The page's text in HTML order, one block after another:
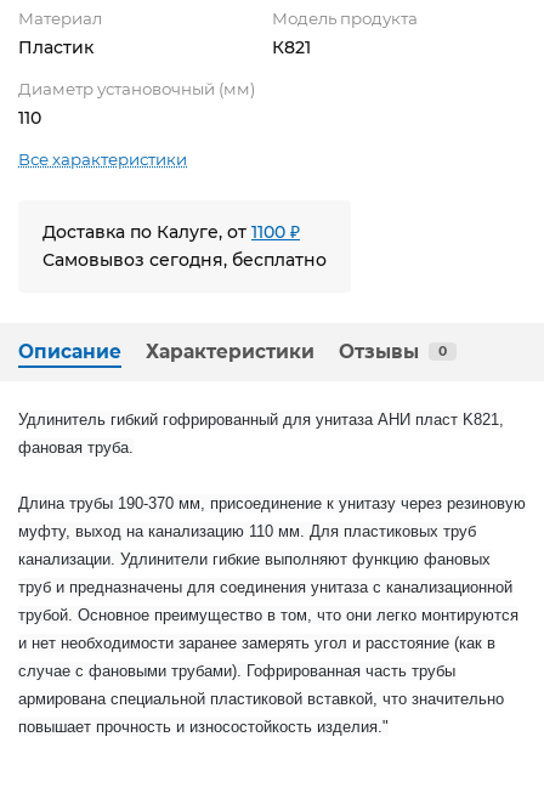
Материал
Пластик
Модель продукта
К821
Диаметр установочный (мм)
110
Все характеристики
Доставка по Калуге, от 1100 ₽
Самовывоз сегодня, бесплатно
Описание Характеристики Отзывы 0
Удлинитель гибкий гофрированный для унитаза АНИ пласт K821,
фановая труба.
Длина трубы 190-370 мм, присоединение к унитазу через резиновую
муфту, выход на канализацию 110 мм. Для пластиковых труб
канализации. Удлинители гибкие выполняют функцию фановых
труб и предназначены для соединения унитаза с канализационной
трубой. Основное преимущество в том, что они легко монтируются
и нет необходимости заранее замерять угол и расстояние (как в
случае с фановыми трубами). Гофрированная часть трубы
армирована специальной пластиковой вставкой, что значительно
повышает прочность и износостойкость изделия."